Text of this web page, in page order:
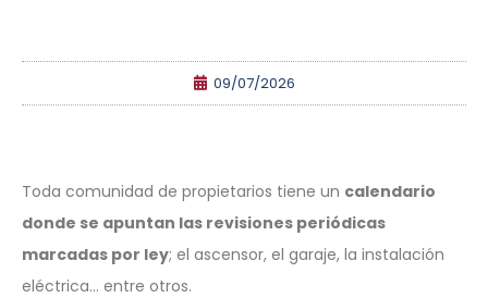
09/07/2026
Toda comunidad de propietarios tiene un calendario
donde se apuntan las revisiones periódicas
marcadas por ley; el ascensor, el garaje, la instalación
eléctrica… entre otros.